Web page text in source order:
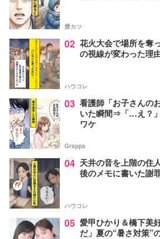
愛カツ
02 花火大会で場所を奪
の視線が変わった理
ハウコレ
03 看護師「お子さんの
いた瞬間⇒「…え？
ワケ
Grapps
04 天井の音を上階の住
後のメモに書いた謝
ハウコレ
05 愛甲ひかり＆橋下美
だ」夏の“暑さ対策”